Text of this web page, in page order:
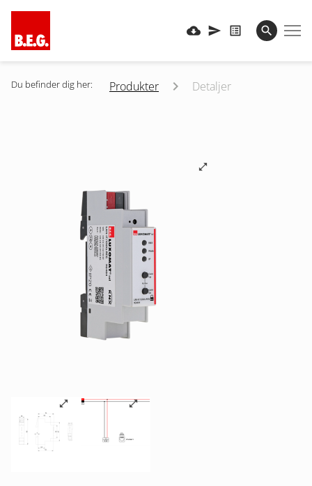
Du befinder dig her: Produkter Detaljer